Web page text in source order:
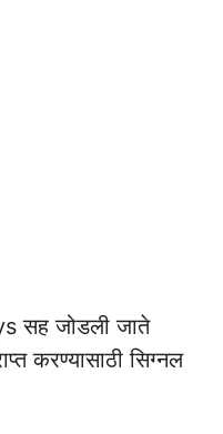
सह जोडली जाते
करण्यासाठी सिग्नल